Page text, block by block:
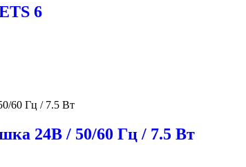
6
24В / 50/60 Гц / 7.5 Вт